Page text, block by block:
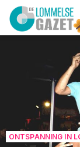
ONTSPANNING IN